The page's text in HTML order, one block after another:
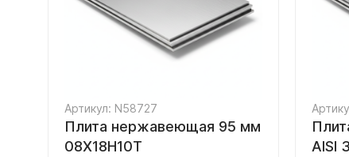
Артикул: N58727
Плита нержавеющая 95 мм
08Х18Н10Т
AISI